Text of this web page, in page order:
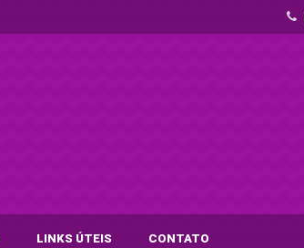
LINKS ÚTEIS CONTATO